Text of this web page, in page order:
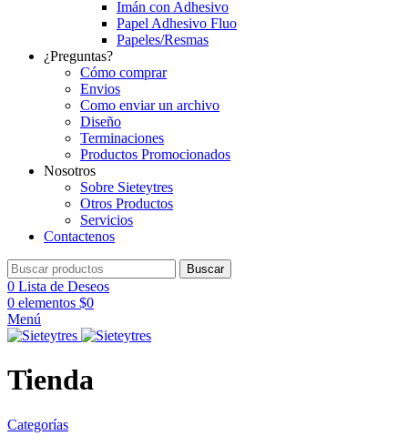
Imán con Adhesivo
Papel Adhesivo Fluo
Papeles/Resmas
¿Preguntas?
Cómo comprar
Envios
Como enviar un archivo
Diseño
Terminaciones
Productos Promocionados
Nosotros
Sobre Sieteytres
Otros Productos
Servicios
Contactenos
Buscar
0 Lista de Deseos
0 elementos $0
Menú
Tienda
Categorías